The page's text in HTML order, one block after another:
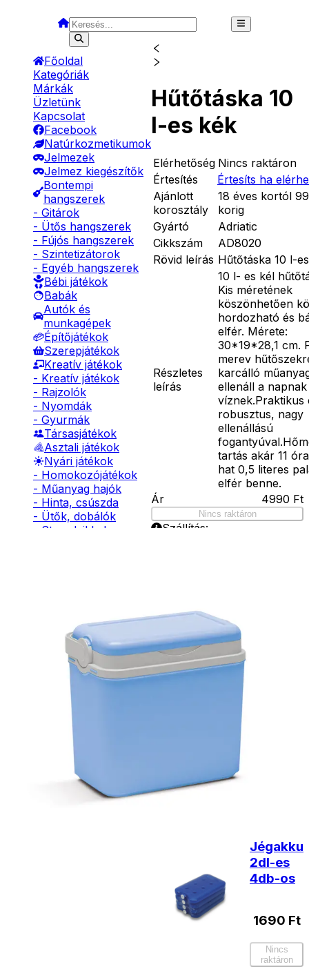
Főoldal
Kategóriák
Márkák
Üzletünk
Kapcsolat
Facebook
Natúrkozmetikumok
Jelmezek
Jelmez kiegészítők
Bontempi
hangszerek
- Gitárok
- Ütős hangszerek
- Fújós hangszerek
- Szintetizátorok
- Egyéb hangszerek
Bébi játékok
Babák
Autók és
munkagépek
Építőjátékok
Szerepjátékok
Kreatív játékok
- Kreatív játékok
- Rajzolók
- Nyomdák
- Gyurmák
Társasjátékok
Asztali játékok
Nyári játékok
- Homokozójátékok
- Műanyag hajók
- Hinta, csúszda
- Ütők, dobálók
- Strandcikkek
Hűtőtáska 10
l-es kék
Elérhetőség Nincs raktáron
Értesítés
Értesíts ha
Ajánlott
korosztály
18 éves kortól
korig
Gyártó
Adriatic
Cikkszám
AD8020
Rövid leírás Hűtőtáska 10 l-
Részletes
leírás
10 l- es kél
Kis méretének
köszönhetően
hordozható és
elfér. Mérete:
30*19*28,1 cm.
merev
karcálló
ellenáll a napnak
víznek.Praktikus
robusztus, nagy
ellenállású
tartás akár 11
hat 0,5 literes
elfér benne.
Ár
4990 Ft
Nincs raktáron
Szállítás:
ingyenesen
Kiegészítő
termékek
Jégakku
2dl-es
4db-os
1690 Ft
Nincs
raktáron